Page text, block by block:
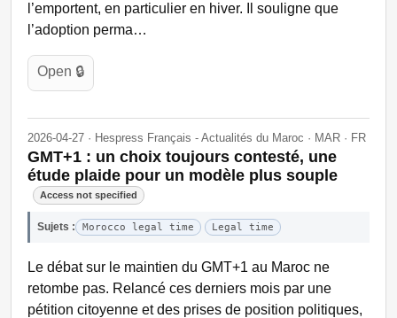
l’emportent, en particulier en hiver. Il souligne que
l’adoption perma…
Open 🔒
2026-04-27 · Hespress Français - Actualités du Maroc · MAR · FR
GMT+1 : un choix toujours contesté, une
étude plaide pour un modèle plus souple
Access not specified
Sujets : Morocco legal time Legal time
Le débat sur le maintien du GMT+1 au Maroc ne
retombe pas. Relancé ces derniers mois par une
pétition citoyenne et des prises de position politiques,